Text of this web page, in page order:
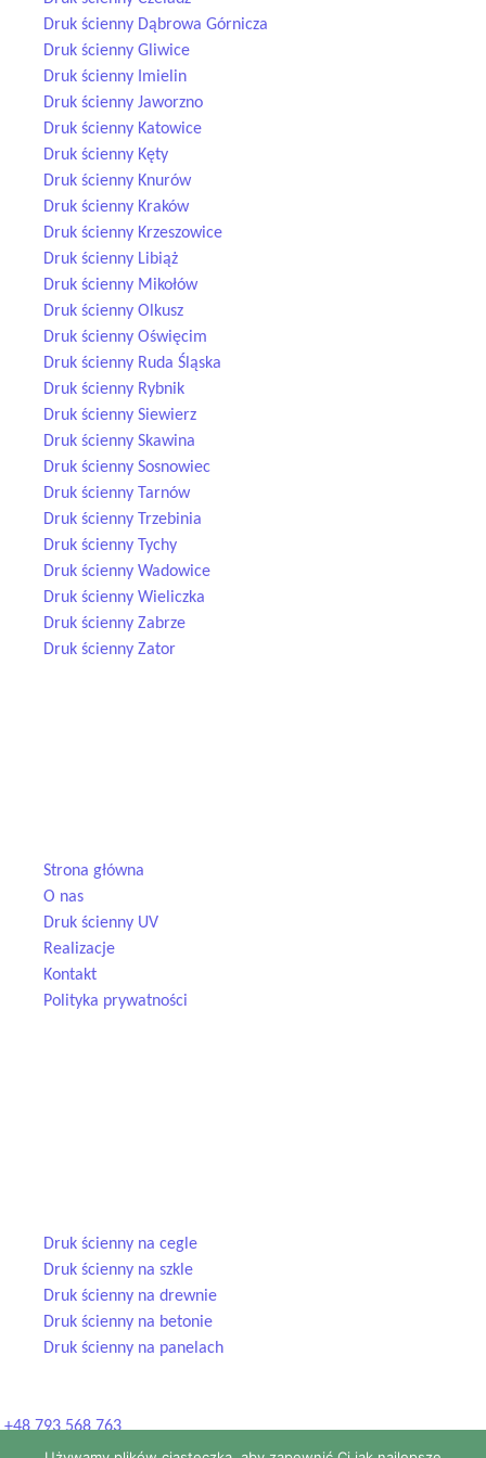
Druk ścienny Dąbrowa Górnicza
Druk ścienny Gliwice
Druk ścienny Imielin
Druk ścienny Jaworzno
Druk ścienny Katowice
Druk ścienny Kęty
Druk ścienny Knurów
Druk ścienny Kraków
Druk ścienny Krzeszowice
Druk ścienny Libiąż
Druk ścienny Mikołów
Druk ścienny Olkusz
Druk ścienny Oświęcim
Druk ścienny Ruda Śląska
Druk ścienny Rybnik
Druk ścienny Siewierz
Druk ścienny Skawina
Druk ścienny Sosnowiec
Druk ścienny Tarnów
Druk ścienny Trzebinia
Druk ścienny Tychy
Druk ścienny Wadowice
Druk ścienny Wieliczka
Druk ścienny Zabrze
Druk ścienny Zator
Strona główna
O nas
Druk ścienny UV
Realizacje
Kontakt
Polityka prywatności
Druk ścienny na cegle
Druk ścienny na szkle
Druk ścienny na drewnie
Druk ścienny na betonie
Druk ścienny na panelach
+48 793 568 763